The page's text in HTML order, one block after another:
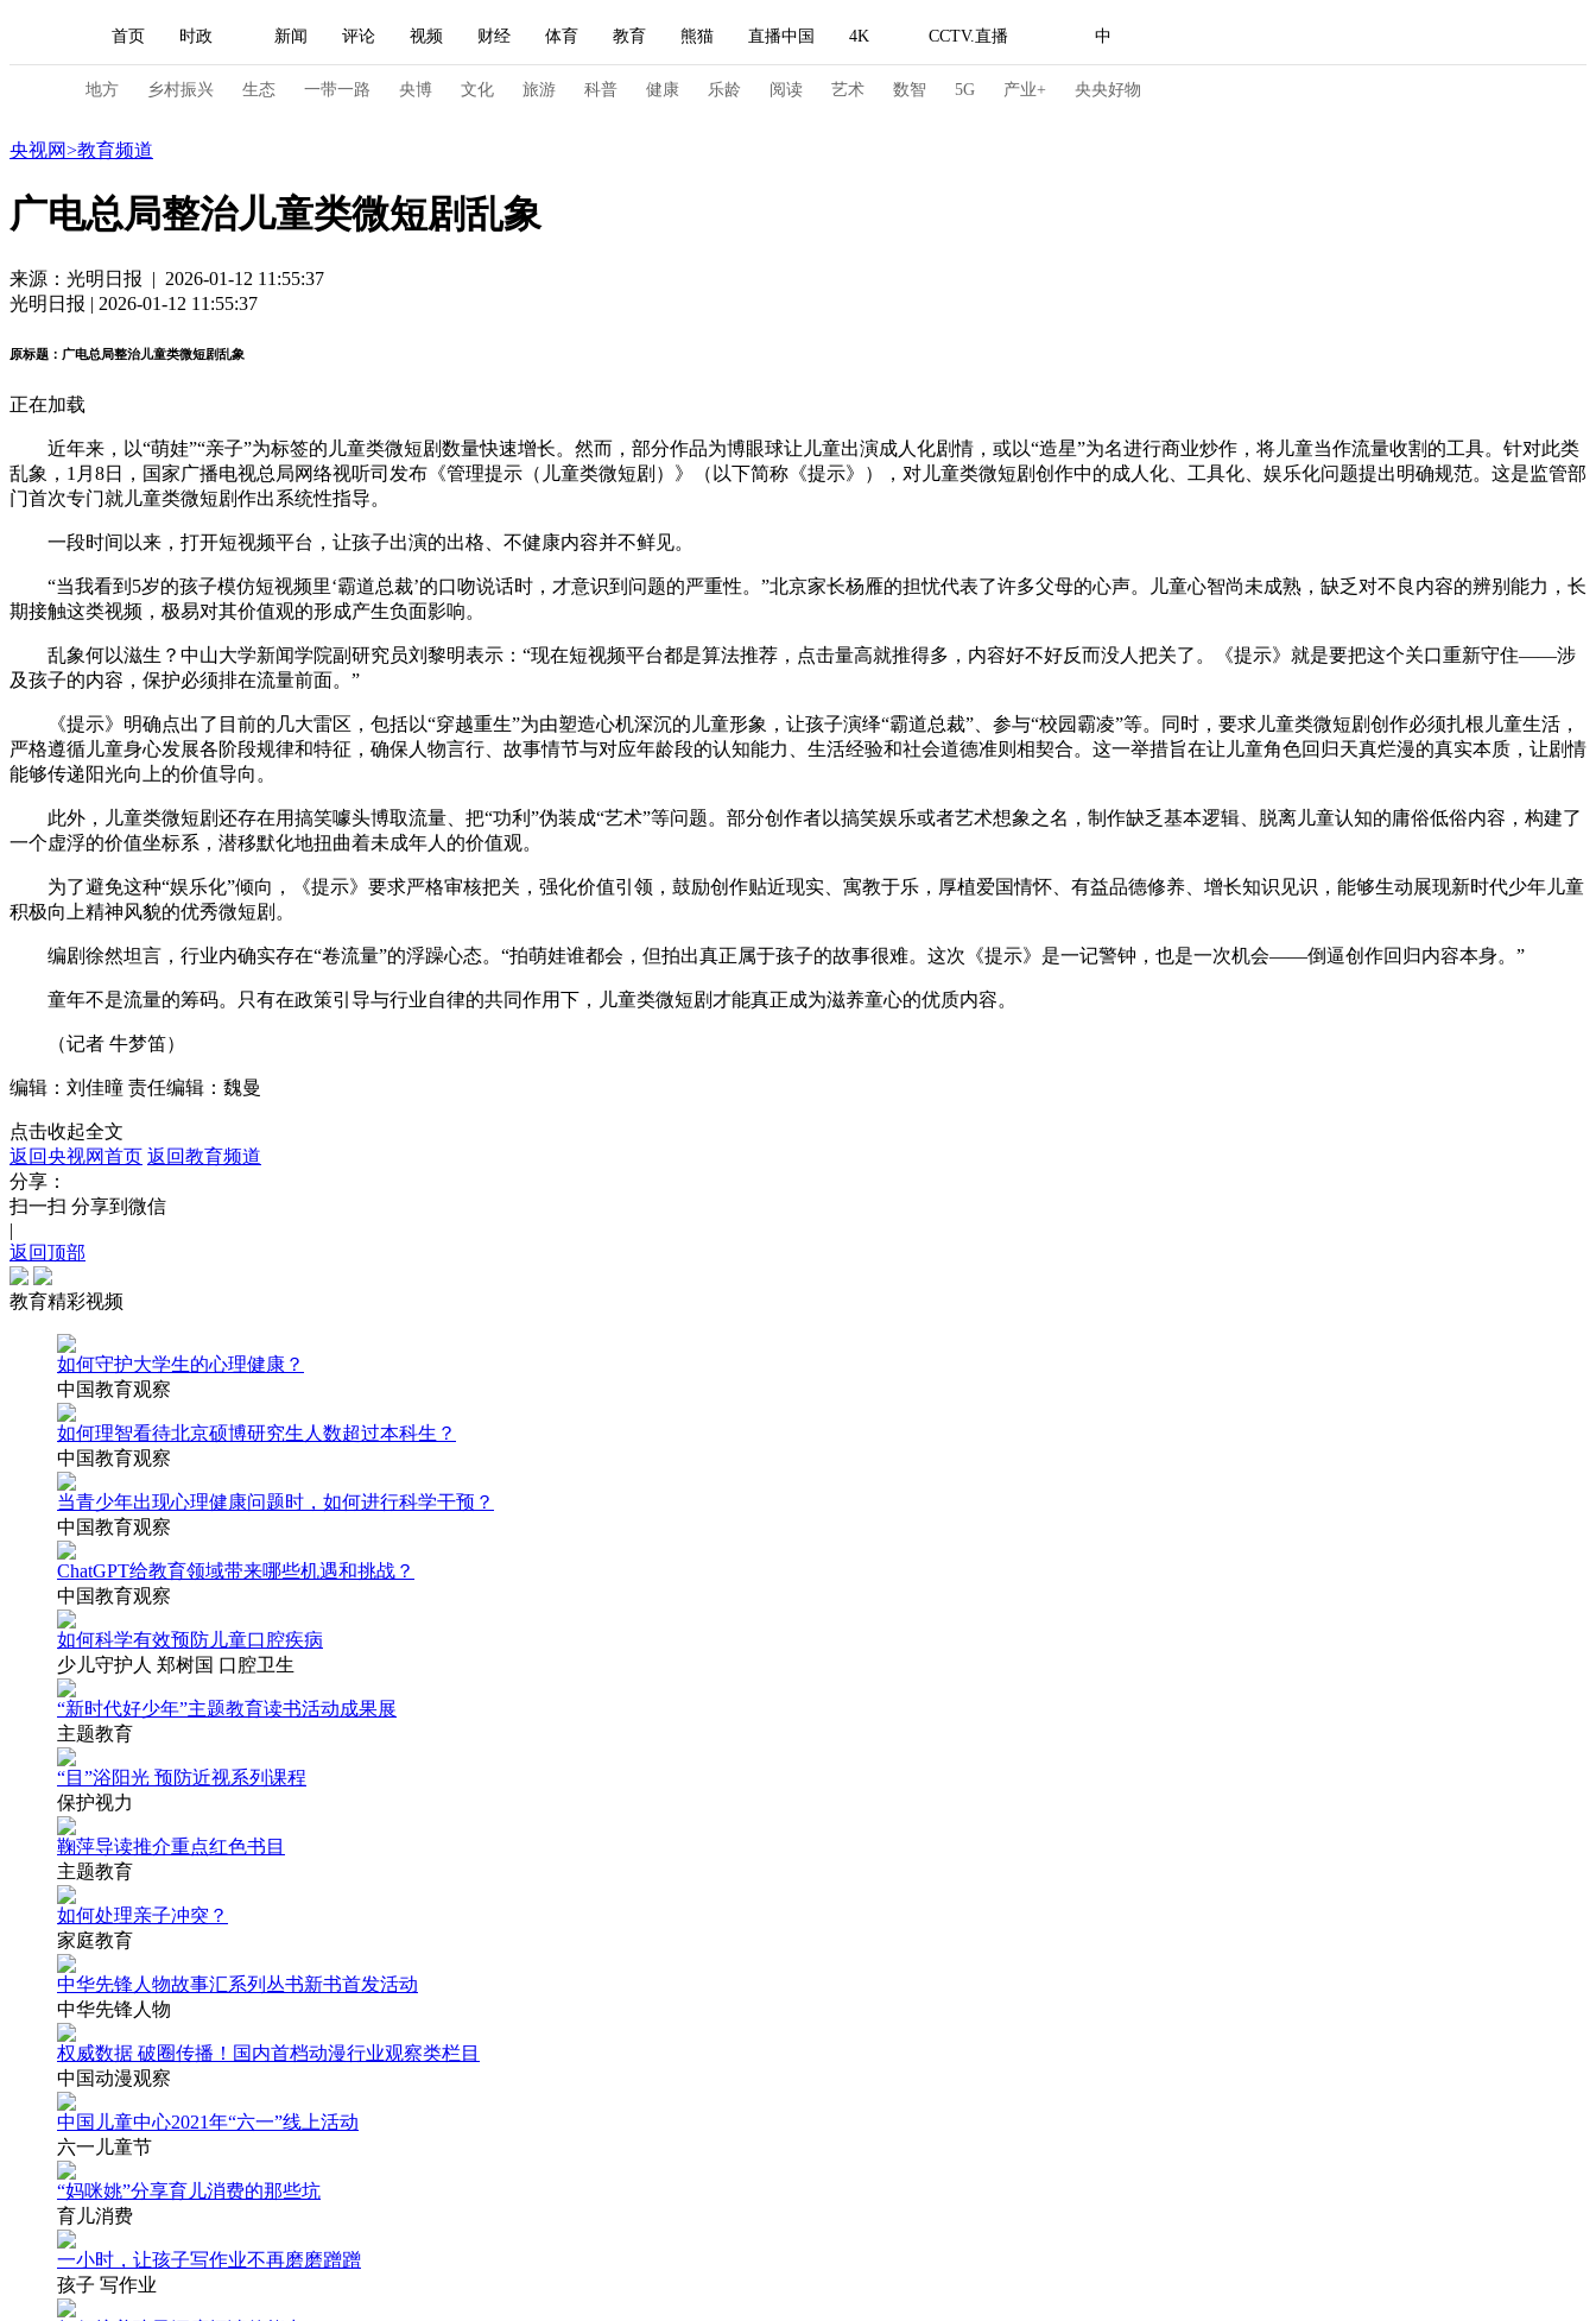
首页 时政 新闻 评论 视频 财经 体育 教育 熊猫 直播中国 4K CCTV.直播 中
人民领袖习近平 中国领导人 央视快评 习式妙语 热解读 天天学习
直播 栏目大全 节目单 听音 微视频 主持人 下载央视影音
海外频道 iPanda English Монгол
地方 乡村振兴 生态 一带一路 央博 文化 旅游 科普 健康 乐龄 阅读 艺术 数智 5G 产业+ 央央好物
新闻 国内 国际
人民领袖习近平
体育 直播 竞猜 2026年世界杯 2026年冬奥会 CBA NBA 中超 国足 国际足球 网球 综合体育 亚冬会
VIP会员 CCTV奥林匹克频道
大国智造 大国展会 大国保险 云顶对话
CCTV.节目官网 直播 节目单 栏目 片库 热播榜 总台企业白名单
央视网>教育频道
广电总局整治儿童类微短剧乱象
来源：光明日报 | 2026-01-12 11:55:37
光明日报 | 2026-01-12 11:55:37
原标题：广电总局整治儿童类微短剧乱象
正在加载
近年来，以“萌娃”“亲子”为标签的儿童类微短剧数量快速增长。然而，部分作品为博眼球让儿童出演成人化剧情，或以“造星”为名进行商业炒作，将儿童当作流量收割的工具。针对此类
乱象，1月8日，国家广播电视总局网络视听司发布《管理提示（儿童类微短剧）》（以下简称《提示》），对儿童类微短剧创作中的成人化、工具化、娱乐化问题提出明确规范。这是监管部
门首次专门就儿童类微短剧作出系统性指导。
一段时间以来，打开短视频平台，让孩子出演的出格、不健康内容并不鲜见。
“当我看到5岁的孩子模仿短视频里‘霸道总裁’的口吻说话时，才意识到问题的严重性。”北京家长杨雁的担忧代表了许多父母的心声。儿童心智尚未成熟，缺乏对不良内容的辨别能力，长
期接触这类视频，极易对其价值观的形成产生负面影响。
乱象何以滋生？中山大学新闻学院副研究员刘黎明表示：“现在短视频平台都是算法推荐，点击量高就推得多，内容好不好反而没人把关了。《提示》就是要把这个关口重新守住——涉
及孩子的内容，保护必须排在流量前面。”
《提示》明确点出了目前的几大雷区，包括以“穿越重生”为由塑造心机深沉的儿童形象，让孩子演绎“霸道总裁”、参与“校园霸凌”等。同时，要求儿童类微短剧创作必须扎根儿童生活，
严格遵循儿童身心发展各阶段规律和特征，确保人物言行、故事情节与对应年龄段的认知能力、生活经验和社会道德准则相契合。这一举措旨在让儿童角色回归天真烂漫的真实本质，让剧情
能够传递阳光向上的价值导向。
此外，儿童类微短剧还存在用搞笑噱头博取流量、把“功利”伪装成“艺术”等问题。部分创作者以搞笑娱乐或者艺术想象之名，制作缺乏基本逻辑、脱离儿童认知的庸俗低俗内容，构建了
一个虚浮的价值坐标系，潜移默化地扭曲着未成年人的价值观。
为了避免这种“娱乐化”倾向，《提示》要求严格审核把关，强化价值引领，鼓励创作贴近现实、寓教于乐，厚植爱国情怀、有益品德修养、增长知识见识，能够生动展现新时代少年儿童
积极向上精神风貌的优秀微短剧。
编剧徐然坦言，行业内确实存在“卷流量”的浮躁心态。“拍萌娃谁都会，但拍出真正属于孩子的故事很难。这次《提示》是一记警钟，也是一次机会——倒逼创作回归内容本身。”
童年不是流量的筹码。只有在政策引导与行业自律的共同作用下，儿童类微短剧才能真正成为滋养童心的优质内容。
（记者 牛梦笛）
编辑：刘佳曈 责任编辑：魏曼
点击收起全文
返回央视网首页 返回教育频道
分享：
扫一扫 分享到微信
|
返回顶部
教育精彩视频
如何守护大学生的心理健康？
中国教育观察
如何理智看待北京硕博研究生人数超过本科生？
中国教育观察
当青少年出现心理健康问题时，如何进行科学干预？
中国教育观察
ChatGPT给教育领域带来哪些机遇和挑战？
中国教育观察
如何科学有效预防儿童口腔疾病
少儿守护人 郑树国 口腔卫生
“新时代好少年”主题教育读书活动成果展
主题教育
“目”浴阳光 预防近视系列课程
保护视力
鞠萍导读推介重点红色书目
主题教育
如何处理亲子冲突？
家庭教育
中华先锋人物故事汇系列丛书新书首发活动
中华先锋人物
权威数据 破圈传播！国内首档动漫行业观察类栏目
中国动漫观察
中国儿童中心2021年“六一”线上活动
六一儿童节
“妈咪姚”分享育儿消费的那些坑
育儿消费
一小时，让孩子写作业不再磨磨蹭蹭
孩子 写作业